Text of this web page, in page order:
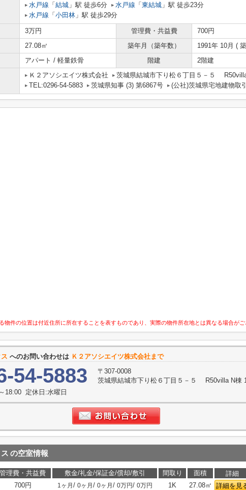
水戸線 「 結城 」駅 徒歩6分 水戸線 「 東結城 」駅 徒歩23分
水戸線 「 小田林 」駅 徒歩29分
3万円 管理費・共益費
700円
27.08㎡ 築年月（築年数）
1991年 10月 (
アパート / 軽量鉄骨 階建 2階建
Ｋ２アソシエイツ株式会社
茨城県結城市下り松６丁目５－５
TEL:0296-54-5883
茨城県知事 (3) 第6867号 (公社)茨城県宅地建物取
物件の位置は付近住所に所在することを表すものであり、実際の物件所在地とは異なる場合がご
へのお問い合わせは Ｋ２アソシエイツ株式会社まで
54-5883
〒307-0008
茨城県結城市下り松６丁目５－５ R50villa N棟
18:00 定休日:水曜日
の空室情報
管理費・共益費 敷金/礼金/保証金/償却/敷引 間取り 面積 詳細
700円 1ヶ月 / 0ヶ月 / 0ヶ月 / 0万円/ 0万円 1K 27.08㎡ 詳細を見